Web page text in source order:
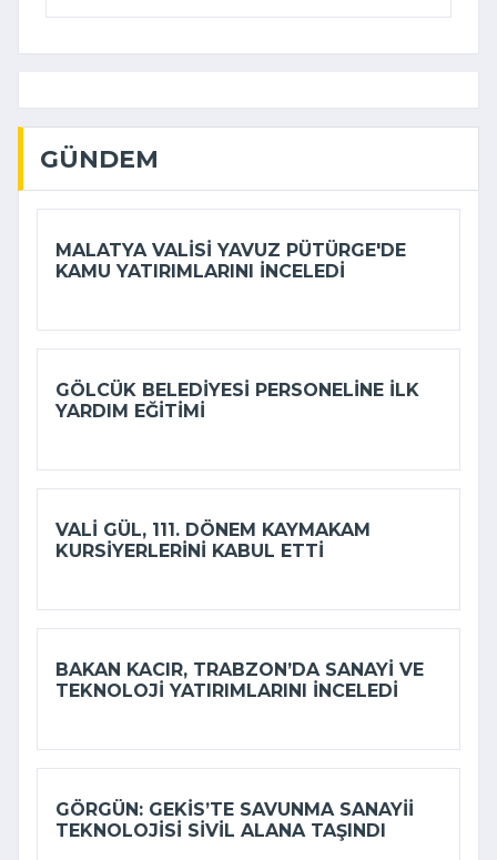
GÜNDEM
MALATYA VALISI YAVUZ PÜTÜRGE'DE
KAMU YATIRIMLARINI INCELEDI
GÖLCÜK BELEDIYESI PERSONELINE ILK
YARDIM EĞITIMI
VALI GÜL, 111. DÖNEM KAYMAKAM
KURSIYERLERINI KABUL ETTI
BAKAN KACIR, TRABZON’DA SANAYI VE
TEKNOLOJI YATIRIMLARINI INCELEDI
GÖRGÜN: GEKİS’TE SAVUNMA SANAYII
TEKNOLOJISI SIVIL ALANA TAŞINDI